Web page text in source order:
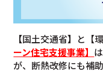
【国土交通省】 と【
ーン住宅支援事業】
が、断熱改修にも補